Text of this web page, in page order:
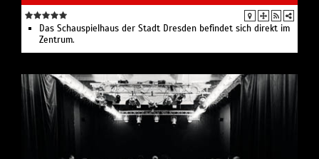
Das Schauspielhaus der Stadt Dresden befindet sich direkt im
Zentrum.